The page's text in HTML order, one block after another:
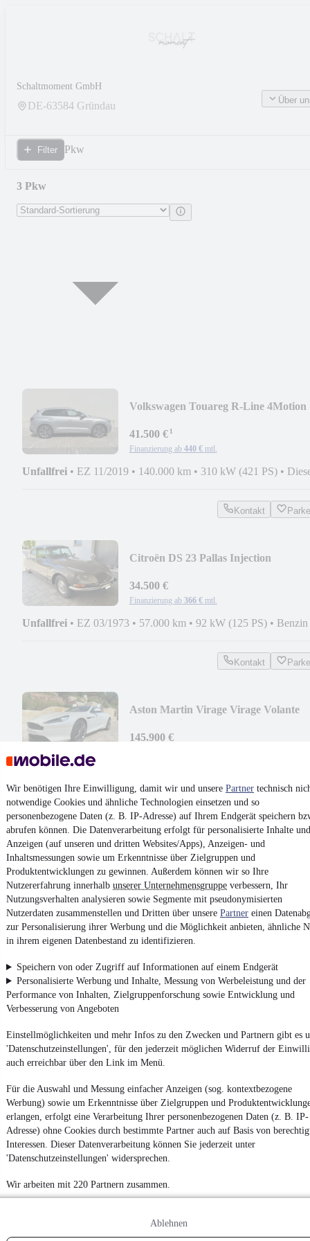
Wir benötigen Ihre Einwilligung, damit wir und unsere Partner technisch
notwendige Cookies und ähnliche Technologien einsetzen und so
personenbezogene Daten (z. B. IP-Adresse) auf Ihrem Endgerät speichern
abrufen können. Die Datenverarbeitung erfolgt für personalisierte Inhalte und
Anzeigen (auf unseren und dritten Websites/Apps), Anzeigen- und
Inhaltsmessungen sowie um Erkenntnisse über Zielgruppen und
Produktentwicklungen zu gewinnen. Außerdem können wir so Ihre
Nutzererfahrung innerhalb unserer Unternehmensgruppe verbessern, Ihr
Nutzungsverhalten analysieren sowie Segmente mit pseudonymisierten
Nutzerdaten zusammenstellen und Dritten über unsere Partner einen
zur Personalisierung ihrer Werbung und die Möglichkeit anbieten, ähnliche
in ihrem eigenen Datenbestand zu identifizieren.
Speichern von oder Zugriff auf Informationen auf einem Endgerät
Personalisierte Werbung und Inhalte, Messung von Werbeleistung und der
Performance von Inhalten, Zielgruppenforschung sowie Entwicklung und
Verbesserung von Angeboten
Einstellmöglichkeiten und mehr Infos zu den Zwecken und Partnern gibt es
'Datenschutzeinstellungen', für den jederzeit möglichen Widerruf der
auch erreichbar über den Link im Menü.
Für die Auswahl und Messung einfacher Anzeigen (sog. kontextbezogene
Werbung) sowie um Erkenntnisse über Zielgruppen und
erlangen, erfolgt eine Verarbeitung Ihrer personenbezogenen Daten (z. B. IP-
Adresse) ohne Cookies durch bestimmte Partner auch auf Basis von
Interessen. Dieser Datenverarbeitung können Sie jederzeit unter
'Datenschutzeinstellungen' widersprechen.
Wir arbeiten mit 220 Partnern zusammen.
Ablehnen
Schaltmoment GmbH
DE-63584 Gründau Über
Filter Pkw
3 Pkw
Volkswagen Touareg R-Line 4Motion
41.500 €¹
Finanzierung ab 440 € mtl.
Unfallfrei • EZ 11/2019 • 140.000 km • 310 kW (421 PS) •
Kontakt
Citroën DS 23 Pallas Injection
34.500 €
Finanzierung ab 366 € mtl.
Unfallfrei • EZ 03/1973 • 57.000 km • 92 kW (125 PS) • Benzin
Kontakt
Aston Martin Virage Virage Volante
145.900 €
Kontakt
¹MwSt. ausweisbar
4.6 Sterne
Nutze mobile.de schnell und einfach
App installieren
Impressum
AGB
Datenschutz
Datenschutzeinstellungen
Erklärung zur Barrierefreiheit
Report Security Vulnerability (English)
Powered by
Von Auto verkaufen überE-Bikes
Besuchemobile.de